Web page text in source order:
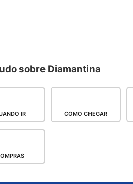
sobre Diamantina
IR COMO CHEGAR